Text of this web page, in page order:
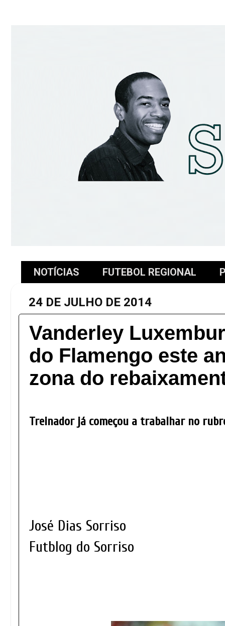
NOTÍCIAS FUTEBOL REGIONAL
24 DE JULHO DE 2014
Vanderley
do Flamengo este
zona do
Treinador já começou a trabalhar no
José Dias Sorriso
Futblog do Sorriso